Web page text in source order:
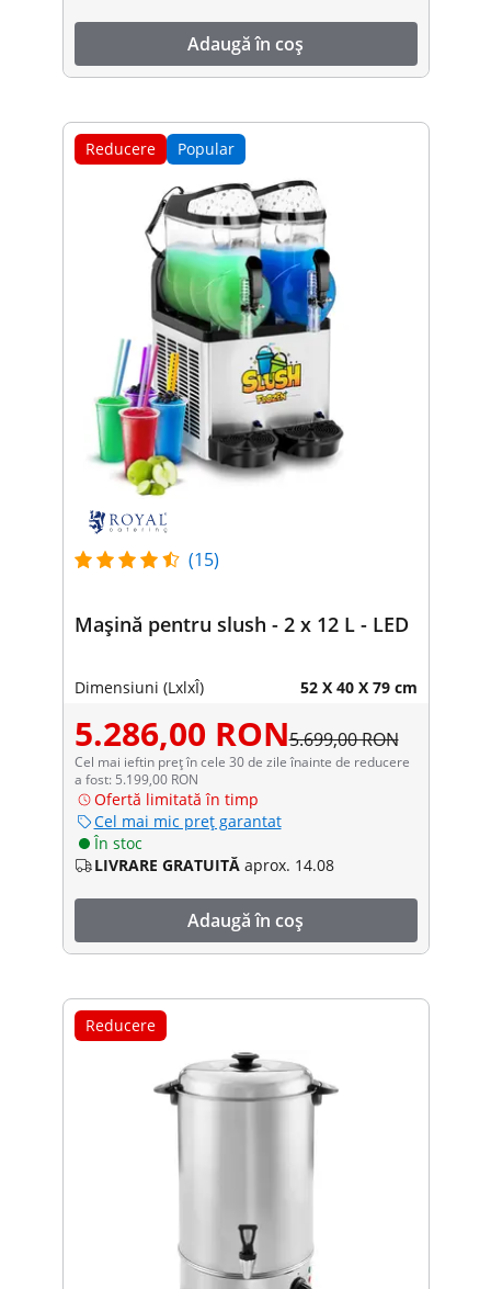
Adaugă în coș
Reducere Popular
(15)
Mașină pentru slush - 2 x 12 L - LED
Dimensiuni (LxlxÎ) 52 X 40 X 79 cm
5.286,00 RON5.699,00 RON
Cel mai ieftin preț în cele 30 de zile înainte de reducere
a fost: 5.199,00 RON
Ofertă limitată în timp
Cel mai mic preț garantat
În stoc
LIVRARE GRATUITĂ aprox. 14.08
Adaugă în coș
Reducere